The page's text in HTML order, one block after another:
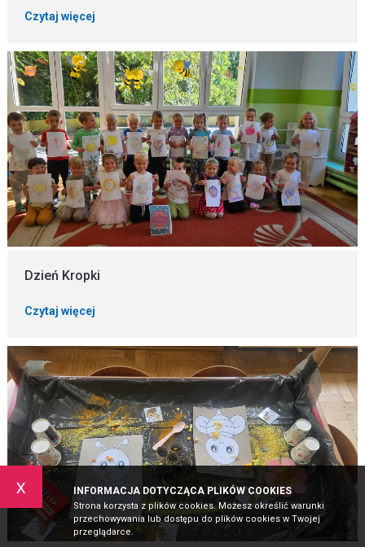
x INFORMACJA DOTYCZĄCA PLIKÓW COOKIES
Strona korzysta z plików cookies. Możesz określić warunki
przechowywania lub dostępu do plików cookies w Twojej
przeglądarce.
Czytaj więcej
Dzień Kropki
Czytaj więcej